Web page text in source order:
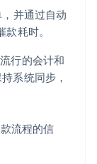
并通过自动
耗时。
行的会计和
系统同步，
流程的信